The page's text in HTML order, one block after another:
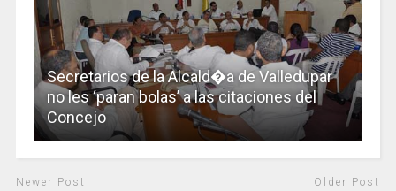
Secretarios de la Alcald�a de Valledupar
no les ‘paran bolas’ a las citaciones del
Concejo
Newer Post Older Post